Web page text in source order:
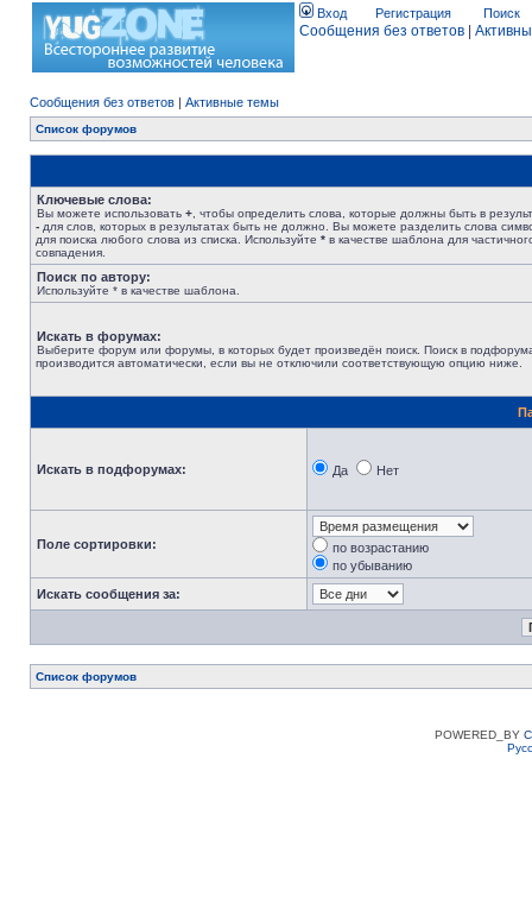
Вход Регистрация Поиск
Сообщения без ответов
Сообщения без ответов | Активные темы
Список форумов
Ключевые слова:
Вы можете использовать + , чтобы определить слова, которые должны быть в
- для слов, которых в результатах быть не должно. Вы можете разделить слова
для поиска любого слова из списка. Используйте * в качестве шаблона для
совпадения.
Поиск по автору:
Используйте * в качестве шаблона.
Искать в форумах:
Выберите форум или форумы, в которых будет произведён поиск. Поиск в
производится автоматически, если вы не отключили соответствующую опцию ниже.
Искать в подфорумах: Да Нет
Поле сортировки:
по возрастанию
по убыванию
Искать сообщения за:
Список форумов
POWERED_BY